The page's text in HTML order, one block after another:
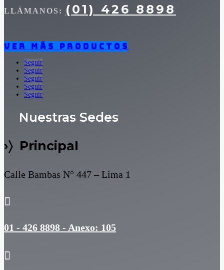
LLÁMANOS: (01) 426 8898
Ver más productos
Seguir
Seguir
Seguir
Seguir
Seguir
Nuestras Sedes
›〉 Principal
Calle Bambas N° 447 – Lima 1

01 - 426 8898 - Anexo: 105
